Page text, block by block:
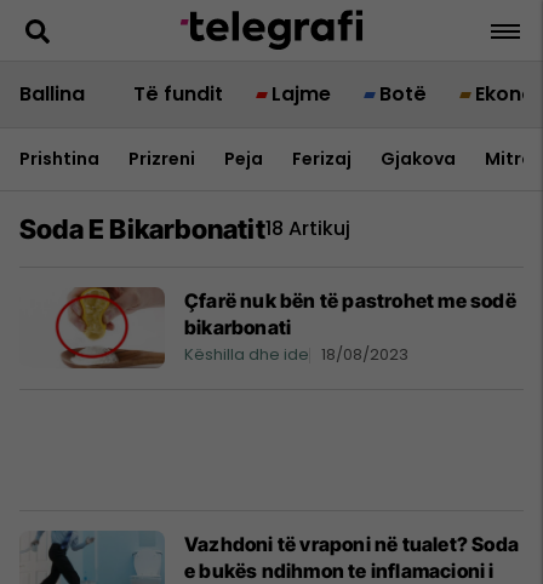
Ballina Të fundit Lajme Botë
Prishtina Prizreni Peja Ferizaj Gjakova
Soda E Bikarbonatit18 Artikuj
Çfarë nuk bën të pastrohet me sodë
bikarbonati
Këshilla dhe ide 18/08/2023
Vazhdoni të vraponi në tualet? Soda
e bukës ndihmon te inflamacioni i